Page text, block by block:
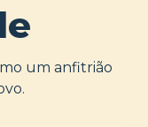
um anfitrião